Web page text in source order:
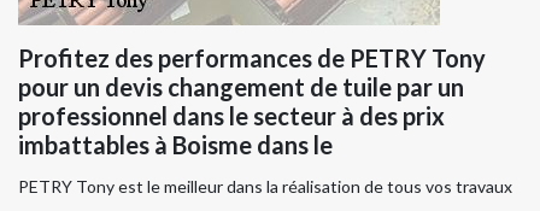
Profitez des performances de PETRY Tony
pour un devis changement de tuile par un
professionnel dans le secteur à des prix
imbattables à Boisme dans le
PETRY Tony est le meilleur dans la réalisation de tous vos travaux